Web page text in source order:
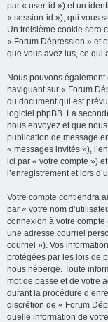
par « user-id ») et un
« session-id »), qui vous
Un troisième cookie sera
« Forum Dépression » et
que vous avez lus, ce qui
Nous pouvons
naviguant sur « Forum
du document qui est
logiciel phpBB. La
nous envoyez et que
publication de message
« messages invités »),
ici par « votre compte »)
l’enregistrement et lors
Votre compte contiendra
par « votre nom
connexion à votre
une adresse courriel
courriel »). Vos
protégées par les lois de
nous héberge. Toute
mot de passe et de votre
durant la procédure
discrétion de « Forum
quelle information de